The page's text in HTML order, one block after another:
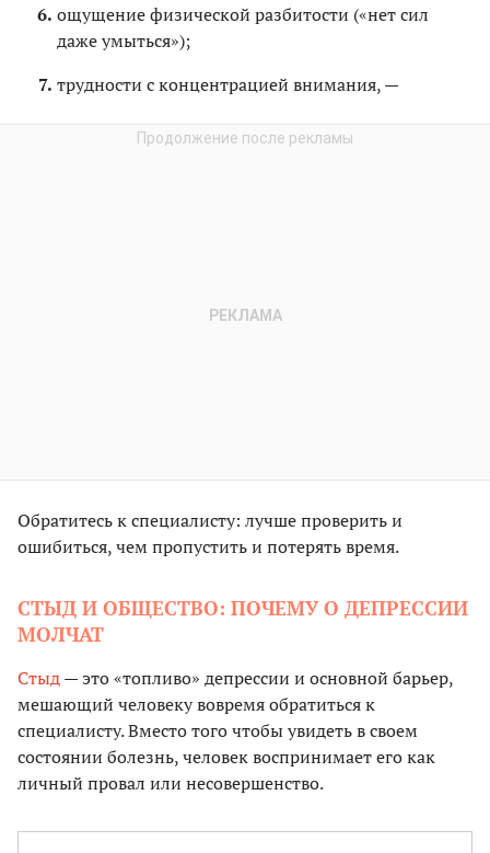
ощущение физической разбитости («нет сил
даже умыться»);
трудности с концентрацией внимания, —
Обратитесь к специалисту: лучше проверить и
ошибиться, чем пропустить и потерять время.
СТЫД И ОБЩЕСТВО: ПОЧЕМУ О ДЕПРЕССИИ
МОЛЧАТ
Стыд— это «топливо» депрессии и основной барьер,
мешающий человеку вовремя обратиться к
специалисту. Вместо того чтобы увидеть в своем
состоянии болезнь, человек воспринимает его как
личный провал или несовершенство.